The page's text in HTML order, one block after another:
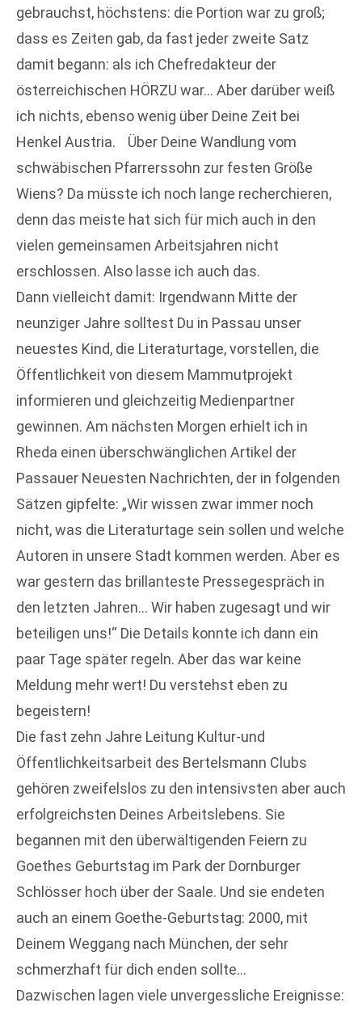
gebrauchst, höchstens: die Portion war zu groß;
dass es Zeiten gab, da fast jeder zweite Satz
damit begann: als ich Chefredakteur der
österreichischen HÖRZU war… Aber darüber weiß
ich nichts, ebenso wenig über Deine Zeit bei
Henkel Austria. Über Deine Wandlung vom
schwäbischen Pfarrerssohn zur festen Größe
Wiens? Da müsste ich noch lange recherchieren,
denn das meiste hat sich für mich auch in den
vielen gemeinsamen Arbeitsjahren nicht
erschlossen. Also lasse ich auch das.
Dann vielleicht damit: Irgendwann Mitte der
neunziger Jahre solltest Du in Passau unser
neuestes Kind, die Literaturtage, vorstellen, die
Öffentlichkeit von diesem Mammutprojekt
informieren und gleichzeitig Medienpartner
gewinnen. Am nächsten Morgen erhielt ich in
Rheda einen überschwänglichen Artikel der
Passauer Neuesten Nachrichten, der in folgenden
Sätzen gipfelte: „Wir wissen zwar immer noch
nicht, was die Literaturtage sein sollen und welche
Autoren in unsere Stadt kommen werden. Aber es
war gestern das brillanteste Pressegespräch in
den letzten Jahren… Wir haben zugesagt und wir
beteiligen uns!“ Die Details konnte ich dann ein
paar Tage später regeln. Aber das war keine
Meldung mehr wert! Du verstehst eben zu
begeistern!
Die fast zehn Jahre Leitung Kultur-und
Öffentlichkeitsarbeit des Bertelsmann Clubs
gehören zweifelslos zu den intensivsten aber auch
erfolgreichsten Deines Arbeitslebens. Sie
begannen mit den überwältigenden Feiern zu
Goethes Geburtstag im Park der Dornburger
Schlösser hoch über der Saale. Und sie endeten
auch an einem Goethe-Geburtstag: 2000, mit
Deinem Weggang nach München, der sehr
schmerzhaft für dich enden sollte…
Dazwischen lagen viele unvergessliche Ereignisse: